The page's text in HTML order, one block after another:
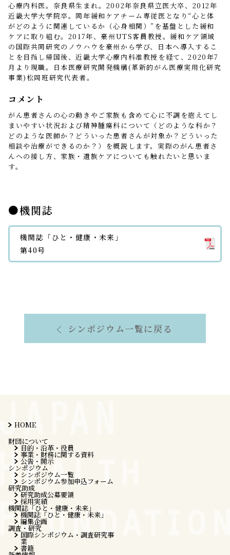
心療内科医。奈良県生まれ。2002年奈良県立医大卒、2012年
近畿大学大学院卒。同年緩和ケアチーム専従医となり“心と体
がどのように関連しているか（心身相関）”を基盤とした緩和
ケアに取り組む。2017年、豪州UTS客員教授。緩和ケア領域
の国際共同研究のノウハウを豪州から学び、日本へ導入するこ
とを目指し帰国後、近畿大学心療内科准教授を経て、2020年7
月より現職。日本医療研究開発機構(革新的がん医療実用化研究
事業)松岡班研究代表者。
コメント
がん患者さんの心の動きやご家族も含めて心に不調を抱えてし
まいやすい状況および精神腫瘍科について（どのような科か？
どのような医師か？どういった患者さんが対象か？どういった
相談や治療ができるのか？）を概説します。実際のがん患者さ
んへの接し方、家族・遺族ケアについても触れたいと思いま
す。
機関誌
機関誌「ひと・健康・未来」
第40号
シンポジウム一覧に戻る
HOME
財団について
目的・沿革・役員
事業・財務に関する資料
公告・開示
シンポジウム
シンポジウム一覧
シンポジウム参加申込フォーム
研究助成
研究助成公募要領
採用実績
機関誌「ひと・健康・未来」
機関誌「ひと・健康・未来」
編集企画
調査・研究
国際シンポジウム・調査研究事
業
書籍